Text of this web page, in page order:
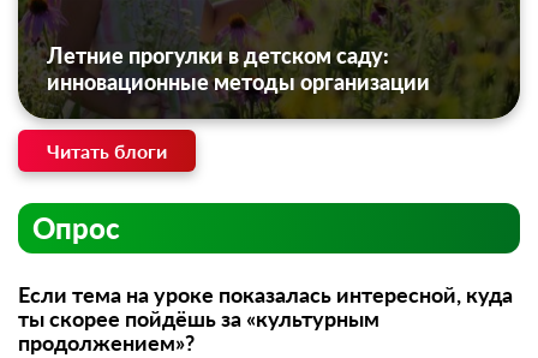
Летние прогулки в детском саду:
инновационные методы организации
Читать блоги
Опрос
Если тема на уроке показалась интересной, куда
ты скорее пойдёшь за «культурным
продолжением»?